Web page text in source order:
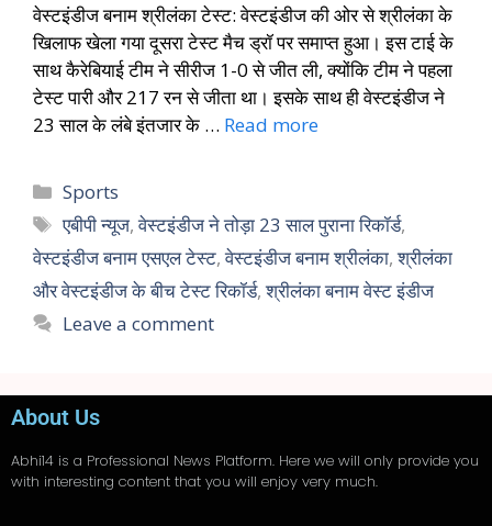
वेस्टइंडीज बनाम श्रीलंका टेस्ट: वेस्टइंडीज की ओर से श्रीलंका के
खिलाफ खेला गया दूसरा टेस्ट मैच ड्रॉ पर समाप्त हुआ। इस टाई के
साथ कैरेबियाई टीम ने सीरीज 1-0 से जीत ली, क्योंकि टीम ने पहला
टेस्ट पारी और 217 रन से जीता था। इसके साथ ही वेस्टइंडीज ने
23 साल के लंबे इंतजार के … Read more
Sports
एबीपी न्यूज,वेस्टइंडीज ने तोड़ा 23 साल पुराना रिकॉर्ड,
वेस्टइंडीज बनाम एसएल टेस्ट,वेस्टइंडीज बनाम श्रीलंका,श्रीलंका
और वेस्टइंडीज के बीच टेस्ट रिकॉर्ड,श्रीलंका बनाम वेस्ट इंडीज
Leave a comment
About Us
Abhi14 is a Professional News Platform. Here we will only provide you
with interesting content that you will enjoy very much.